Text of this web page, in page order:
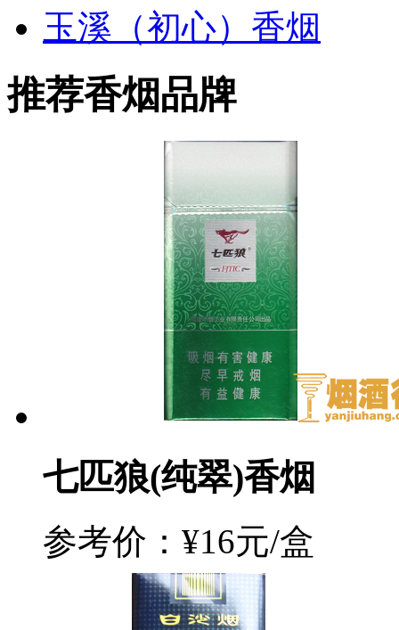
玉溪（初心）香烟
推荐香烟品牌
七匹狼(纯翠)香烟
参考价：¥16元/盒